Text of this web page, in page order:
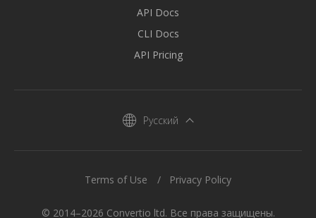
API Docs
CLI Docs
API Pricing
Русский
© 2014–2026 Convertio ltd. Все права защищены.
Terms of Use Privacy Policy